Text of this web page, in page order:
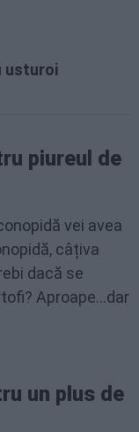
usturoi
piureul de
vei avea
câțiva
dacă se
Aproape...dar
un plus de